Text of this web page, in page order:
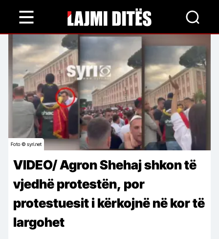
content
Foto © syri.net
VIDEO/ Agron Shehaj shkon të
vjedhë protestën, por
protestuesit i kërkojnë në kor të
largohet